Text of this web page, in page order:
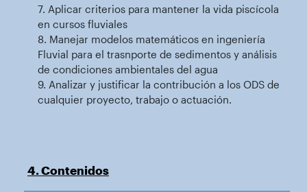
7. Aplicar criterios para mantener la vida piscícola
en cursos fluviales
8. Manejar modelos matemáticos en ingeniería
Fluvial para el trasnporte de sedimentos y análisis
de condiciones ambientales del agua
9. Analizar y justificar la contribución a los ODS de
cualquier proyecto, trabajo o actuación.
4. Contenidos